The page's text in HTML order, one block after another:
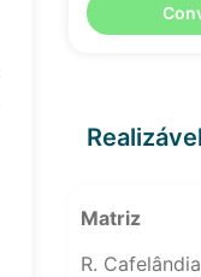
Matriz
R.